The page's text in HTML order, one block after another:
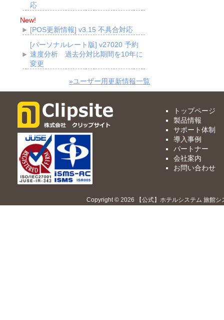
応
New!
[POS更新情報] v3.15 不具合対応
[パーソナルレート版] v27020 予約
速度分析 過去分対比期間を10年に
変更
»ユーザー用更新情報一覧
トップページ
製品情報
サポート体制
導入事例
パートナー
会社案内
お問い合わせ
Copyright © 2026 【公式】ホテルシステム 旅館